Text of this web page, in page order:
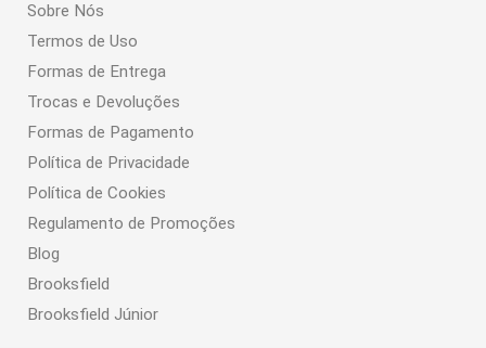
Sobre Nós
Termos de Uso
Formas de Entrega
Trocas e Devoluções
Formas de Pagamento
Política de Privacidade
Política de Cookies
Regulamento de Promoções
Blog
Brooksfield
Brooksfield Júnior